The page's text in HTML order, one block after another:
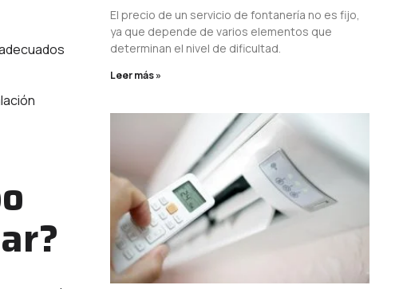
El precio de un servicio de fontanería no es fijo,
ya que depende de varios elementos que
determinan el nivel de dificultad.
Leer más »